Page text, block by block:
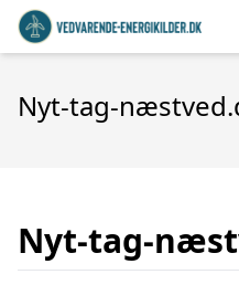
Nyt-tag-
Nyt-tag-